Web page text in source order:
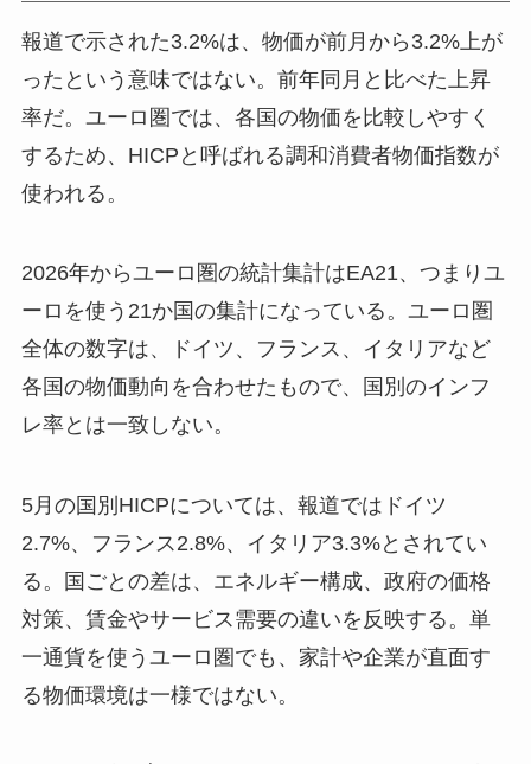
報道で示された3.2%は、物価が前月から3.2%上が
ったという意味ではない。前年同月と比べた上昇
率だ。ユーロ圏では、各国の物価を比較しやすく
するため、HICPと呼ばれる調和消費者物価指数が
使われる。
2026年からユーロ圏の統計集計はEA21、つまりユ
ーロを使う21か国の集計になっている。ユーロ圏
全体の数字は、ドイツ、フランス、イタリアなど
各国の物価動向を合わせたもので、国別のインフ
レ率とは一致しない。
5月の国別HICPについては、報道ではドイツ
2.7%、フランス2.8%、イタリア3.3%とされてい
る。国ごとの差は、エネルギー構成、政府の価格
対策、賃金やサービス需要の違いを反映する。単
一通貨を使うユーロ圏でも、家計や企業が直面す
る物価環境は一様ではない。